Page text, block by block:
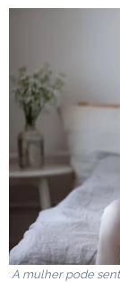
A mulher pode